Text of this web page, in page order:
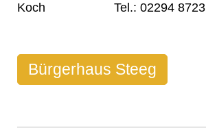
Koch Tel.: 02294 8723
Bürgerhaus Steeg